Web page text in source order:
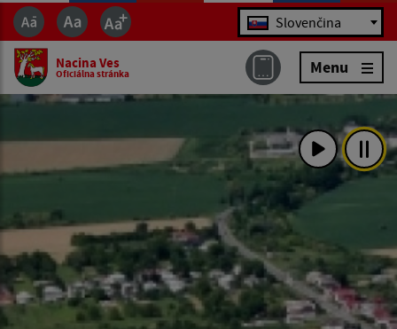
Jazyk Slovenčina
Nacina Ves
Oficiálna stránka Menu